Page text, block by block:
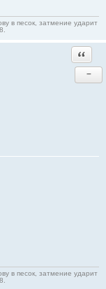
в песок, затмение ударит
−
в песок, затмение ударит